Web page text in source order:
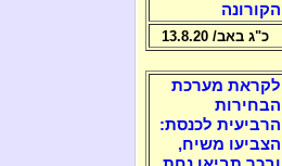
הקורונה
כ"ג באב/ 13.8.20
לקראת מערכת
הבחירות
הרביעית לכנסת:
הצביעו משיח,